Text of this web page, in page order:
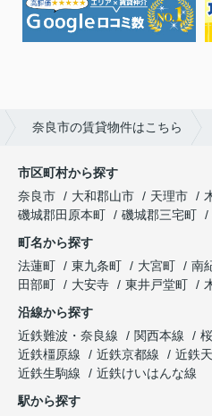
奈良市の賃貸物件はこちら
市区町村から探す
奈良市
大和郡山市 天理市
磯城郡田原本町
磯城郡三宅町
町名から探す
法蓮町
東九条町 大宮町 南
田部町
大安寺 東井戸堂町
沿線から探す
近鉄難波・奈良線
関西本線
近鉄橿原線
近鉄京都線 近鉄
近鉄生駒線
近鉄けいはんな線
駅から探す